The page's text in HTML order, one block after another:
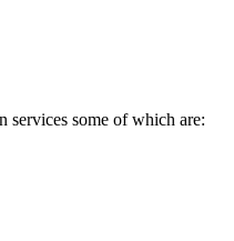
services some of which are: